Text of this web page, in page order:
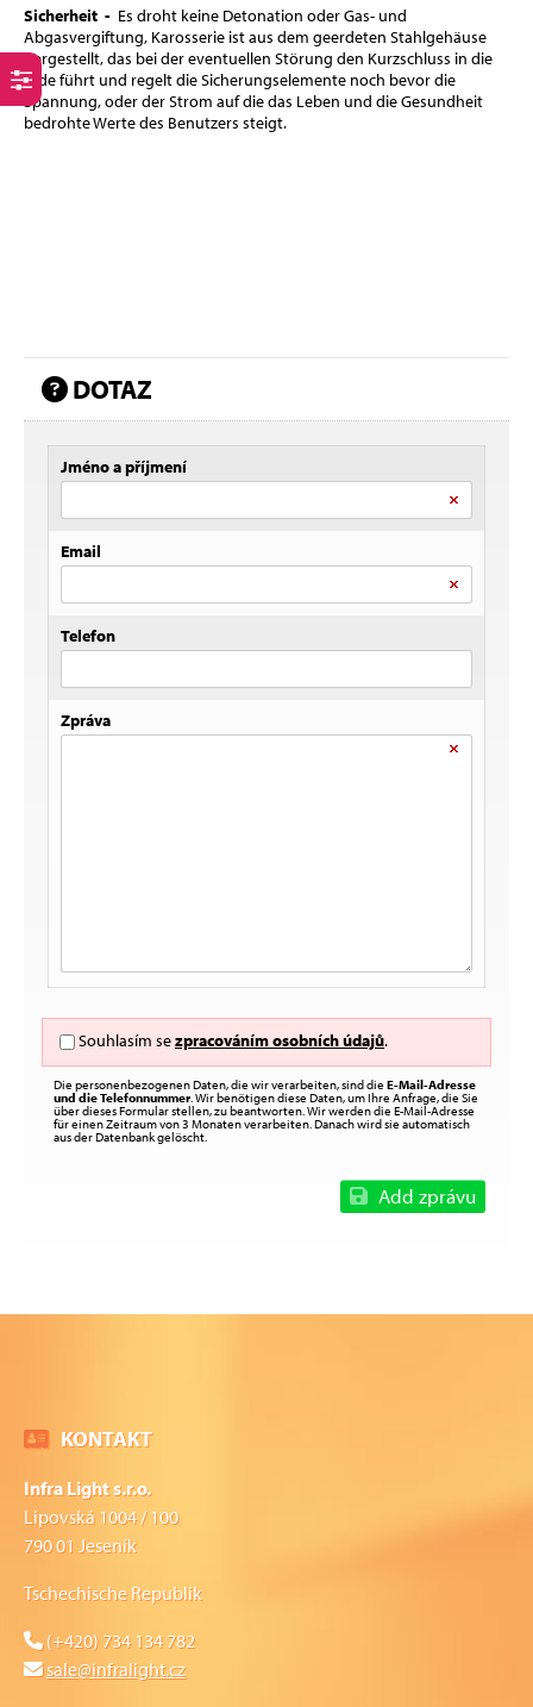
Sicherheit - Es droht keine Detonation oder Gas- und
Abgasvergiftung, Karosserie ist aus dem geerdeten Stahlgehäuse
hergestellt, das bei der eventuellen Störung den Kurzschluss in die
Erde führt und regelt die Sicherungselemente noch bevor die
Spannung, oder der Strom auf die das Leben und die Gesundheit
bedrohte Werte des Benutzers steigt.
DOTAZ
Jméno a příjmení
Email
Telefon
Zpráva
Souhlasím sezpracováním osobních údajů.
Die personenbezogenen Daten, die wir verarbeiten, sind die E-Mail-Adresse
und die Telefonnummer. Wir benötigen diese Daten, um Ihre Anfrage, die Sie
über dieses Formular stellen, zu beantworten. Wir werden die E-Mail-Adresse
für einen Zeitraum von 3 Monaten verarbeiten. Danach wird sie automatisch
aus der Datenbank gelöscht.
Add zprávu
KONTAKT
Infra Light s.r.o.
Lipovská 1004 / 100
790 01 Jeseník
Tschechische Republik
(+420) 734 134 782
sale@infralight.cz